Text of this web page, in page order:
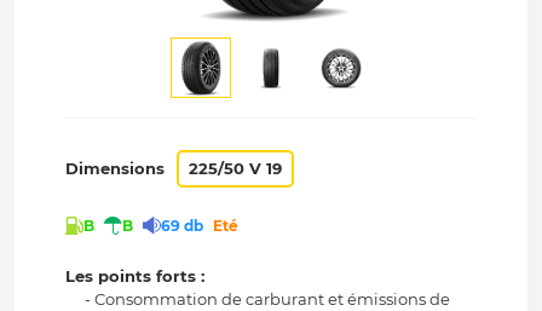
Dimensions 225/50 V 19
B B 69 db Eté
Les points forts :
- Consommation de carburant et émissions de